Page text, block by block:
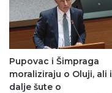
Pupovac i Šimpraga
moraliziraju o Oluji, ali i
dalje šute o